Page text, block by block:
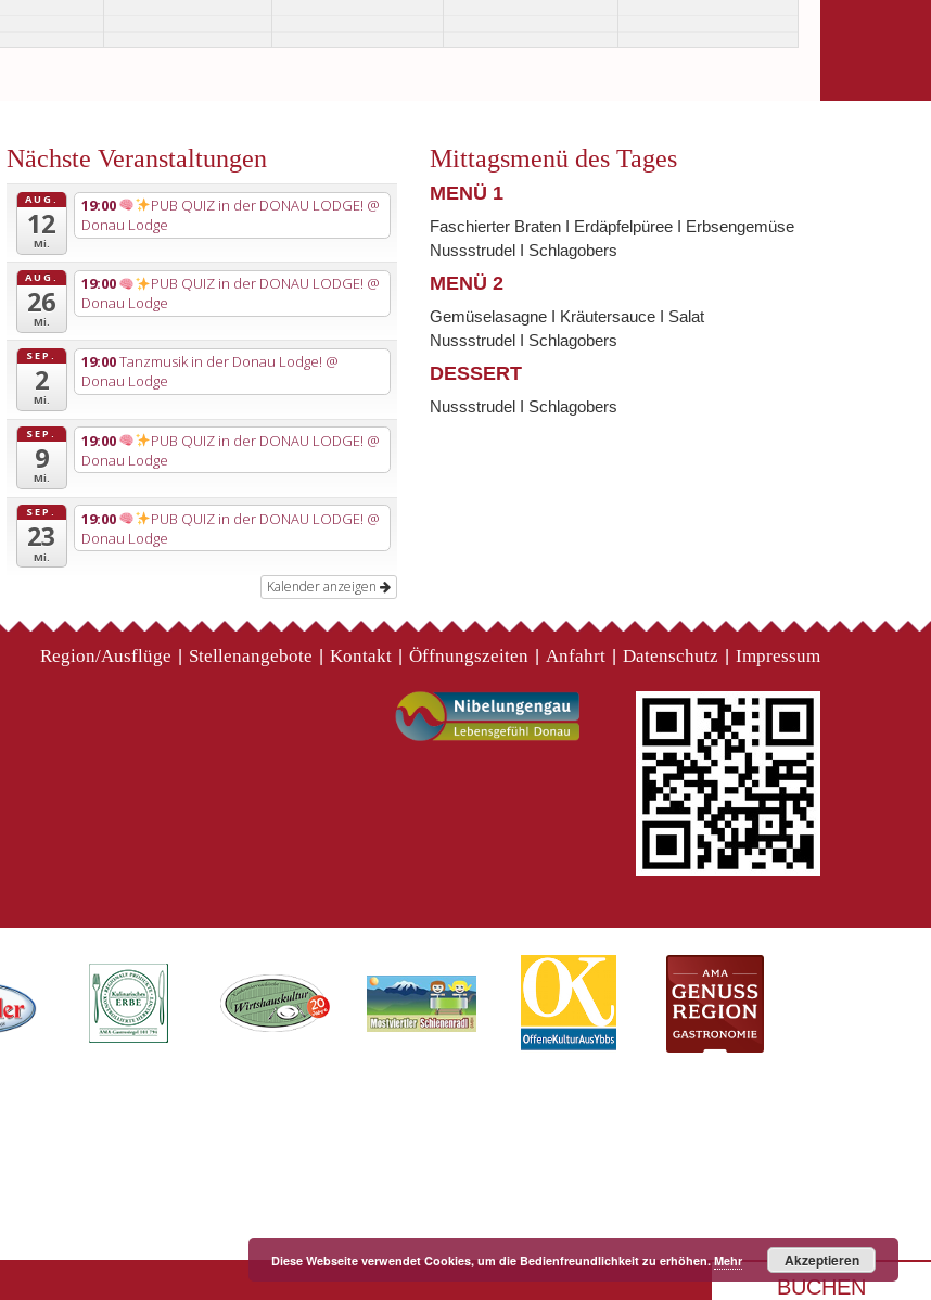
BUCHEN
Nächste Veranstaltungen
AUG.
12
Mi.
19:00 PUB QUIZ in der DONAU LODGE! @
Donau Lodge
AUG.
26
Mi.
19:00 PUB QUIZ in der DONAU LODGE! @
Donau Lodge
SEP.
2
Mi.
19:00Tanzmusik in der Donau Lodge! @
Donau Lodge
SEP.
9
Mi.
19:00 PUB QUIZ in der DONAU LODGE! @
Donau Lodge
SEP.
23
Mi.
19:00 PUB QUIZ in der DONAU LODGE! @
Donau Lodge
Kalender anzeigen
Mittagsmenü des Tages
MENÜ 1
Faschierter Braten I Erdäpfelpüree I Erbsengemüse
Nussstrudel I Schlagobers
MENÜ 2
Gemüselasagne I Kräutersauce I Salat
Nussstrudel I Schlagobers
DESSERT
Nussstrudel I Schlagobers
Region/Ausflüge Stellenangebote Kontakt Öffnungszeiten Anfahrt Datenschutz Impressum
Diese Webseite verwendet Cookies, um die Bedienfreundlichkeit zu erhöhen.Mehr Akzeptieren